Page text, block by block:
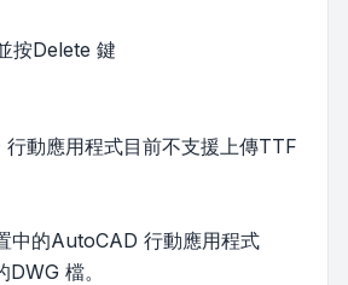
按Delete 鍵
動應用程式目前不支援上傳TTF
中的AutoCAD 行動應用程式
檔。